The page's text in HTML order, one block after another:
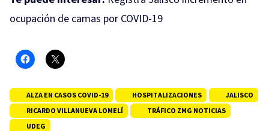
ocupación de camas por COVID-19
ALZA EN CASOS COVID-19 HOSPITALIZACIONES
JALISCO
RICARDO VILLANUEVA LOMELÍ
TRÁFICO ZMG NOTICIAS
UDEG